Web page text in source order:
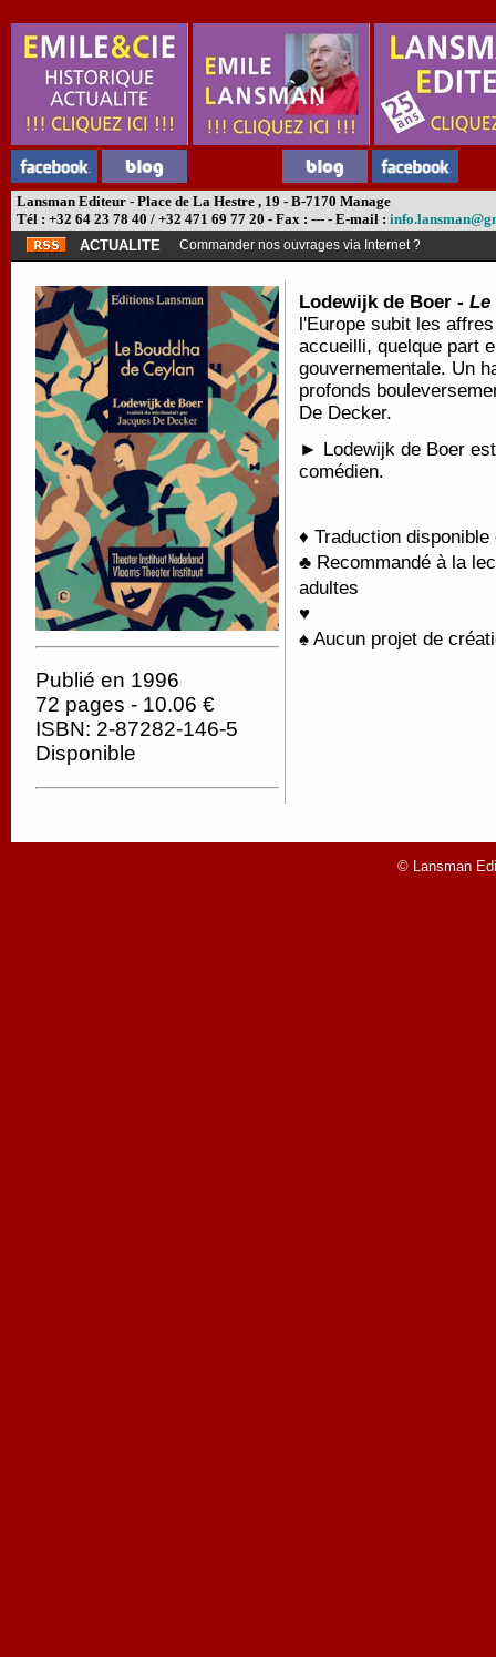
Lansman Editeur - Place de La Hestre , 19 - B-7170 Manage
Tél : +32 64 23 78 40 / +32 471 69 77 20 - Fax : --- - E-mail :
ACTUALITE
Commander nos ouvrages via Internet ?
Publié en 1996
72 pages - 10.06 €
ISBN: 2-87282-146-5
Disponible
Lodewijk de Boer - Le
l'Europe subit les
accueilli, quelque part
gouvernementale. Un
profonds
De Decker.
► Lodewijk de Boer
comédien.
♦ Traduction
♣ Recommandé à la
adultes
♥
♠ Aucun projet de
© Lansman